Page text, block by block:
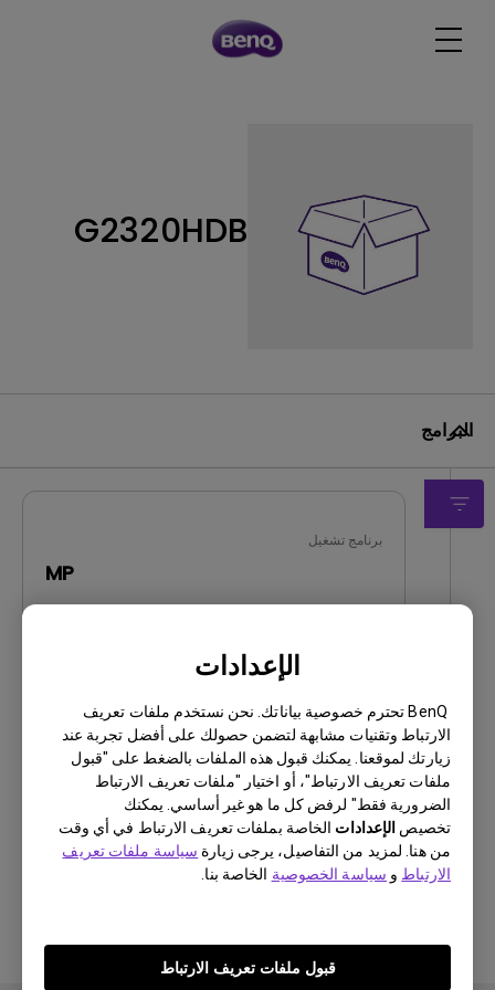
الإعدادات
BenQ تحترم خصوصية بياناتك. نحن نستخدم ملفات تعريف
الارتباط وتقنيات مشابهة لتضمن حصولك على أفضل تجربة عند
زيارتك لموقعنا. يمكنك قبول هذه الملفات بالضغط على "قبول
ملفات تعريف الارتباط"، أو اختيار "ملفات تعريف الارتباط
الضرورية فقط" لرفض كل ما هو غير أساسي. يمكنك
تخصيص الإعدادات الخاصة بملفات تعريف الارتباط في أي وقت
من هنا. لمزيد من التفاصيل، يرجى زيارة سياسة ملفات تعريف
الارتباط و سياسة الخصوصية الخاصة بنا.
قبول ملفات تعريف الارتباط
G2320HDB
البرامج
برنامج تشغيل
MP
تحديث:
حجم الملف:10.51 KB
تنزيل
باستخدام أي من البرامج المذكورة أعلاه، فإنك توافق
بنا.